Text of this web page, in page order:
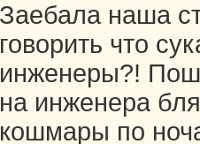
Заебала наша
говорить что
инженеры?!
на инженера
кошмары по